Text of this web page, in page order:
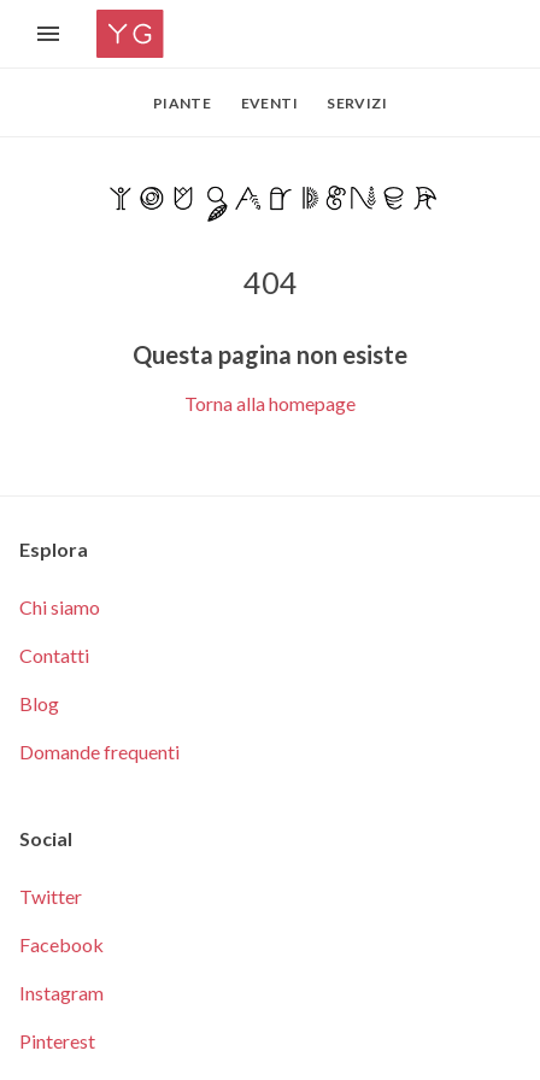
PIANTE EVENTI SERVIZI
404
Questa pagina non esiste
Torna alla homepage
Esplora
Chi siamo
Contatti
Blog
Domande frequenti
Social
Twitter
Facebook
Instagram
Pinterest